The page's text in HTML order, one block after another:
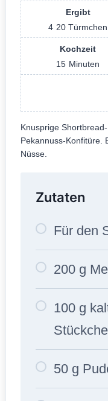
Ergibt
4 20 Türmchen
Kochzeit
15 Minuten
Knusprige
Pekannuss-Konfitüre.
Nüsse.
Zutaten
Für den
200 g
100 g
50 g